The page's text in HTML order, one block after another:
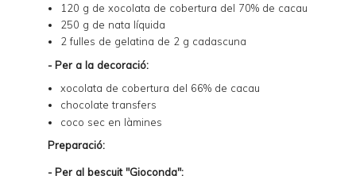
120 g de xocolata de cobertura del 70% de cacau
250 g de nata líquida
2 fulles de gelatina de 2 g cadascuna
- Per a la decoració:
xocolata de cobertura del 66% de cacau
chocolate transfers
coco sec en làmines
Preparació:
- Per al bescuit "Gioconda":